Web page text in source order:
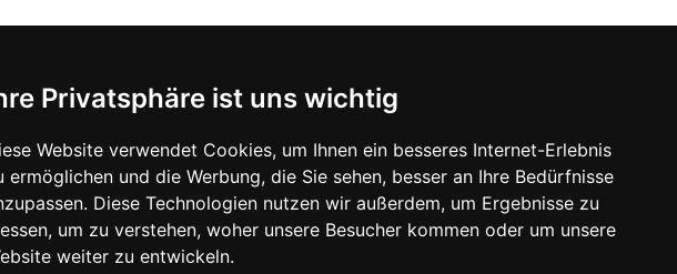
Privatsphäre ist uns wichtig
Website verwendet Cookies, um Ihnen ein besseres Internet-Erlebnis
ermöglichen und die Werbung, die Sie sehen, besser an Ihre Bedürfnisse
Diese Technologien nutzen wir außerdem, um Ergebnisse zu
um zu verstehen, woher unsere Besucher kommen oder um unsere
weiter zu entwickeln.
Verzeichnis der Unterkunft
Lastminute Böhmerwald
Saisonlinks:
Silvester Böhmerwald
Silvester im Gebirge 2025/26
Schneehöhen